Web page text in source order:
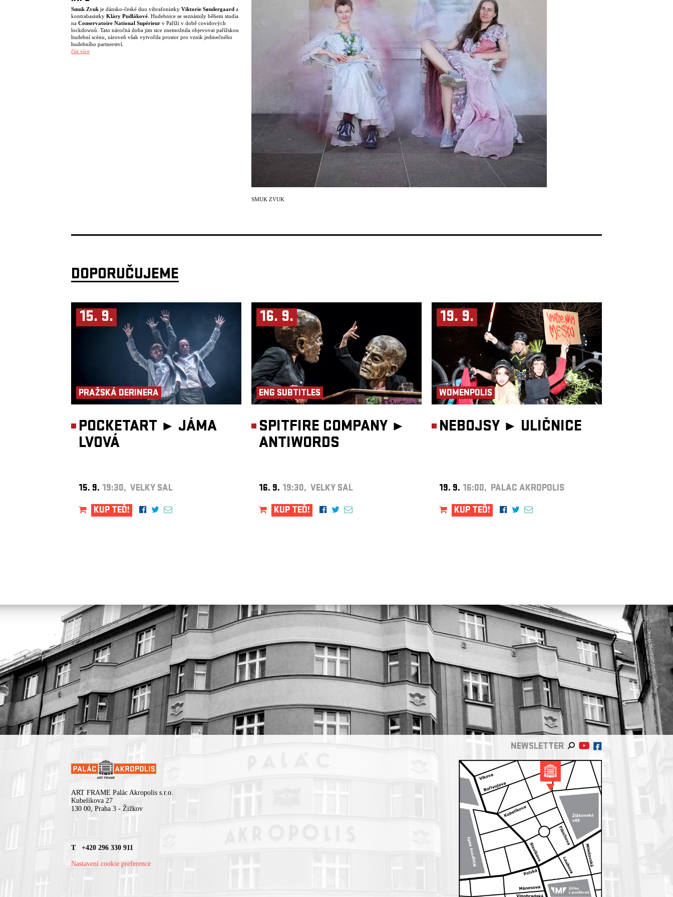
Smuk Zvuk je dánsko-české duo vibrafonistky Viktorie Søndergaard a
kontrabasistky Kláry Pudlákové . Hudebnice se seznámily během studia
na Conservatoire National Supérieur v Paříži v době covidových
lockdownů. Tato náročná doba jim sice znemožnila objevovat pařížskou
hudební scénu, zároveň však vytvořila prostor pro vznik jedinečného
hudebního partnerství.
číst více
SMUK ZVUK
DOPORUČUJEME
15. 9.
PRAŽSKÁ DERINERA
POCKETART ► JÁMA
LVOVÁ
15. 9. 19:30, VELKÝ SÁL
KUP TEĎ!
16. 9.
ENG SUBTITLES
SPITFIRE COMPANY ►
ANTIWORDS
16. 9. 19:30, VELKÝ SÁL
KUP TEĎ!
19. 9.
WOMENPOLIS
NEBOJSY ► ULIČNICE
19. 9. 16:00, PALÁC AKROPOLIS
KUP TEĎ!
NEWSLETTER
ART FRAME Palác Akropolis s.r.o.
Kubelíkova 27
130 00, Praha 3 - Žižkov
T +420 296 330 911
Nastavení cookie preference